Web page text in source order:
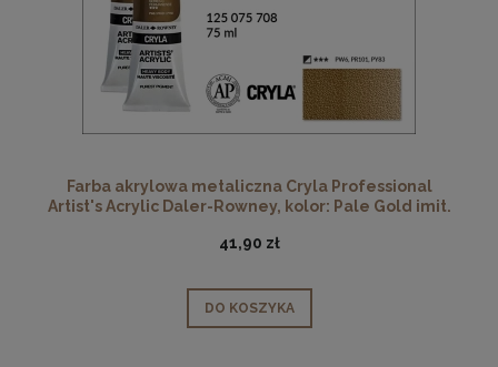
Farba akrylowa metaliczna Cryla Professional
Artist's Acrylic Daler-Rowney, kolor: Pale Gold imit.
41,90 zł
DO KOSZYKA